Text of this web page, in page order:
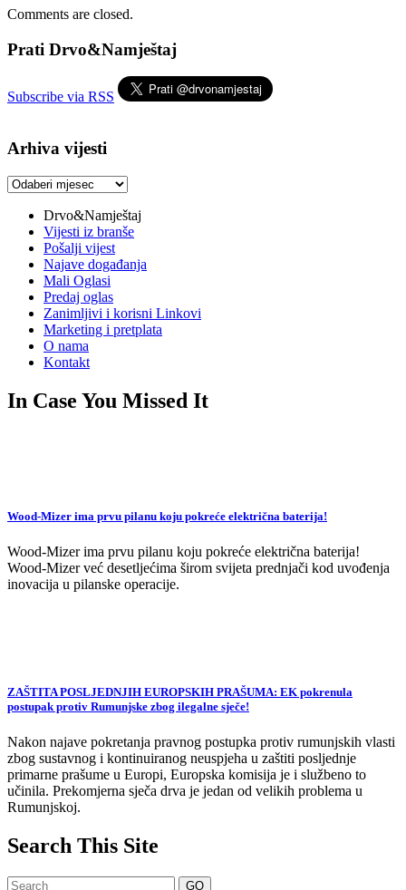
Comments are closed.
Prati Drvo&Namještaj
Subscribe via RSS
Arhiva vijesti
Arhiva
Drvo&Namještaj
Vijesti iz branše
Pošalji vijest
Najave događanja
Mali Oglasi
Predaj oglas
Zanimljivi i korisni Linkovi
Marketing i pretplata
O nama
Kontakt
In Case You Missed It
Wood-Mizer ima prvu pilanu koju pokreće električna baterija!
Wood-Mizer ima prvu pilanu koju pokreće električna baterija!
Wood-Mizer već desetljećima širom svijeta prednjači kod uvođenja
inovacija u pilanske operacije.
ZAŠTITA POSLJEDNJIH EUROPSKIH PRAŠUMA: EK pokrenula
postupak protiv Rumunjske zbog ilegalne sječe!
Nakon najave pokretanja pravnog postupka protiv rumunjskih vlasti
zbog sustavnog i kontinuiranog neuspjeha u zaštiti posljednje
primarne prašume u Europi, Europska komisija je i službeno to
učinila. Prekomjerna sječa drva je jedan od velikih problema u
Rumunjskoj.
Search This Site